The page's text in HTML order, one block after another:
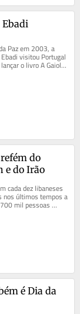
Ebadi
Paz em 2003, a
visitou Portugal
o livro A Gaiola
da
do
e do Irão
cada dez libaneses
nos últimos tempos a
mil pessoas
do país para
é Dia da